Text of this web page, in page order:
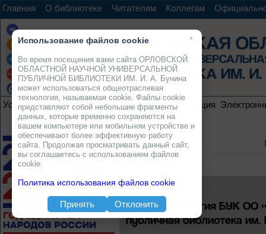
Главная О библиотеке Читателям Коллегам
Услуги Ресурсы Проекты Электронная коллекция
Мероприятия БУК ОО
публичная библиотека
×
Использование файлов cookie
Во время посещения вами сайта ОРЛОВСКОЙ
ОБЛАСТНОЙ НАУЧНОЙ УНИВЕРСАЛЬНОЙ
ПУБЛИЧНОЙ БИБЛИОТЕКИ ИМ. И. А. Бунина
может использоваться общеотраслевая
технология, называемая cookie. Файлы cookie
представляют собой небольшие фрагменты
данных, которые временно сохраняются на
вашем компьютере или мобильном устройстве и
обеспечивают более эффективную работу
сайта. Продолжая просматривать данный сайт,
вы соглашаетесь с использованием файлов
cookie.
Политика использования файлов cookie
Принять Отклонить